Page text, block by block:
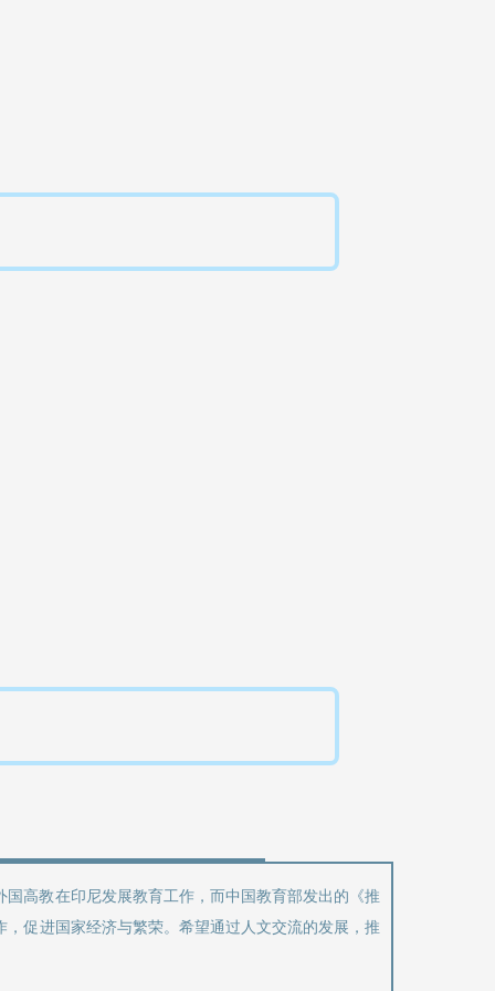
高教在印尼发展教育工作，而中国教育部发出的《推
促进国家经济与繁荣。希望通过人文交流的发展，推